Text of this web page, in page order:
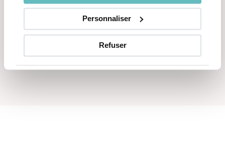
Personnaliser
Refuser